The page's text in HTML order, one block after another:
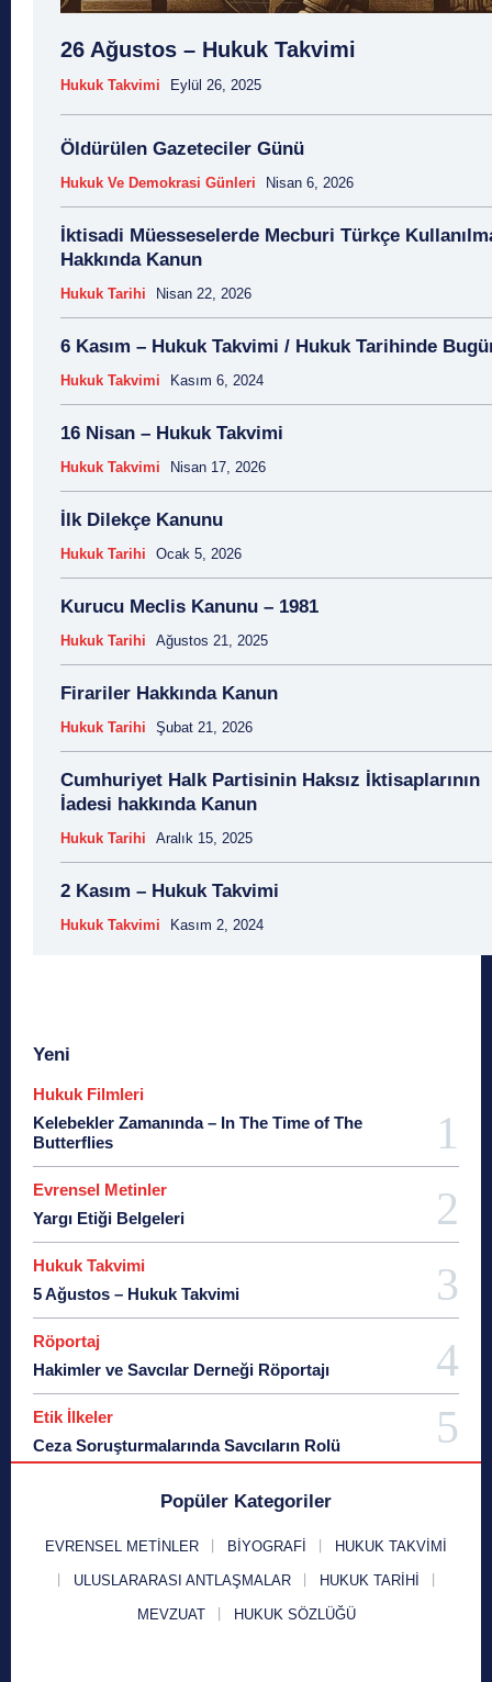
26 Ağustos – Hukuk Takvimi
Hukuk Takvimi Eylül 26, 2025
Öldürülen Gazeteciler Günü
Hukuk Ve Demokrasi Günleri Nisan 6, 2026
İktisadi Müesseselerde Mecburi Türkçe
Hakkında Kanun
Hukuk Tarihi Nisan 22, 2026
6 Kasım – Hukuk Takvimi / Hukuk Tarihinde
Hukuk Takvimi Kasım 6, 2024
16 Nisan – Hukuk Takvimi
Hukuk Takvimi Nisan 17, 2026
İlk Dilekçe Kanunu
Hukuk Tarihi Ocak 5, 2026
Kurucu Meclis Kanunu – 1981
Hukuk Tarihi Ağustos 21, 2025
Firariler Hakkında Kanun
Hukuk Tarihi Şubat 21, 2026
Cumhuriyet Halk Partisinin Haksız İktisaplarının
İadesi hakkında Kanun
Hukuk Tarihi Aralık 15, 2025
2 Kasım – Hukuk Takvimi
Hukuk Takvimi Kasım 2, 2024
Yeni
Hukuk Filmleri
Kelebekler Zamanında – In The Time of The
Butterflies
Evrensel Metinler
Yargı Etiği Belgeleri
Hukuk Takvimi
5 Ağustos – Hukuk Takvimi
Röportaj
Hakimler ve Savcılar Derneği Röportajı
Etik İlkeler
Ceza Soruşturmalarında Savcıların Rolü
Popüler Kategoriler
EVRENSEL METINLER BIYOGRAFI HUKUK TAKVIMI
ULUSLARARASI ANTLAŞMALAR HUKUK TARIHI
MEVZUAT HUKUK SÖZLÜĞÜ